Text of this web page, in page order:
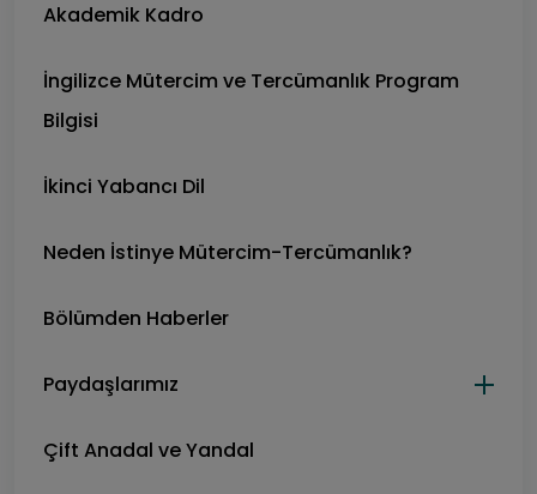
Akademik Kadro
İngilizce Mütercim ve Tercümanlık Program
Bilgisi
İkinci Yabancı Dil
Neden İstinye Mütercim-Tercümanlık?
Bölümden Haberler
Paydaşlarımız
Çift Anadal ve Yandal